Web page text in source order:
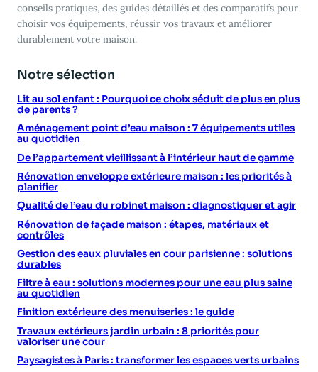
conseils pratiques, des guides détaillés et des comparatifs pour
choisir vos équipements, réussir vos travaux et améliorer
durablement votre maison.
Notre sélection
Lit au sol enfant : Pourquoi ce choix séduit de plus en plus
de parents ?
Aménagement point d’eau maison : 7 équipements utiles
au quotidien
De l’appartement vieillissant à l’intérieur haut de gamme
Rénovation enveloppe extérieure maison : les priorités à
planifier
Qualité de l’eau du robinet maison : diagnostiquer et agir
Rénovation de façade maison : étapes, matériaux et
contrôles
Gestion des eaux pluviales en cour parisienne : solutions
durables
Filtre à eau : solutions modernes pour une eau plus saine
au quotidien
Finition extérieure des menuiseries : le guide
Travaux extérieurs jardin urbain : 8 priorités pour
valoriser une cour
Paysagistes à Paris : transformer les espaces verts urbains